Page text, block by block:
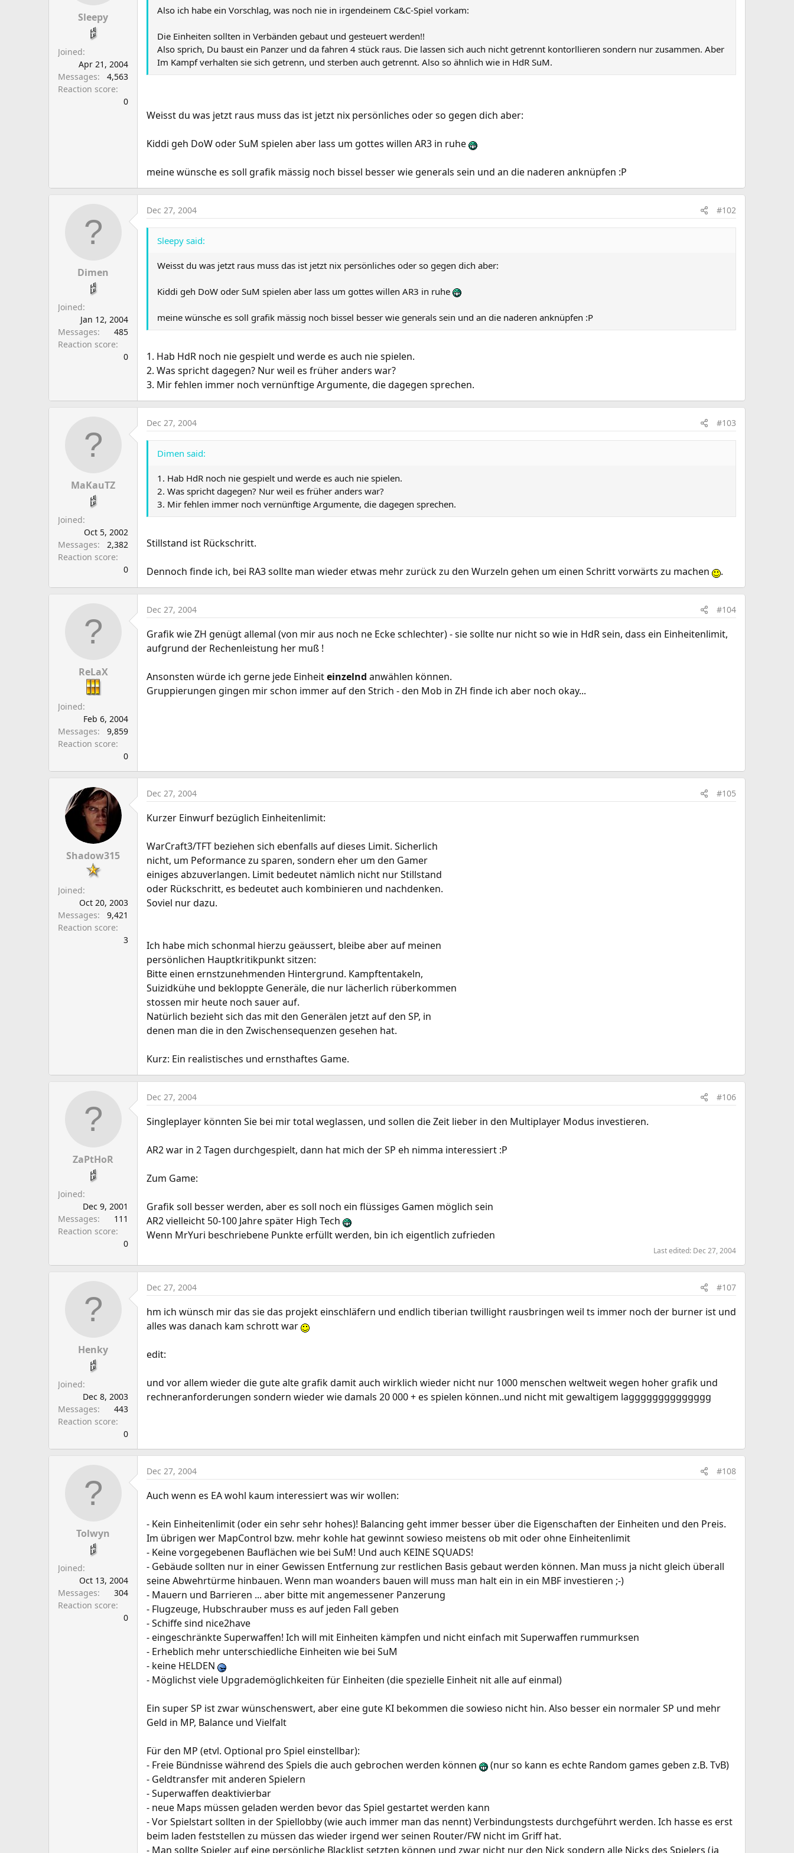
r
Sleepy
Joined
Apr 21, 2004
Messages
4,563
Reaction score
0
Also ich habe ein Vorschlag, was noch nie in irgendeinem C&C-Spiel vorkam:
Die Einheiten sollten in Verbänden gebaut und gesteuert werden!!
Also sprich, Du baust ein Panzer und da fahren 4 stück raus. Die lassen sich auch nicht getrennt kontorllieren sondern nur zusammen. Aber
Im Kampf verhalten sie sich getrenn, und sterben auch getrennt. Also so ähnlich wie in HdR SuM.
Weisst du was jetzt raus muss das ist jetzt nix persönliches oder so gegen dich aber:
Kiddi geh DoW oder SuM spielen aber lass um gottes willen AR3 in ruhe
meine wünsche es soll grafik mässig noch bissel besser wie generals sein und an die naderen anknüpfen :P
Dimen
Joined
Jan 12, 2004
Messages
485
Reaction score
0
Dec 27, 2004 #102
Sleepy said:
Weisst du was jetzt raus muss das ist jetzt nix persönliches oder so gegen dich aber:
Kiddi geh DoW oder SuM spielen aber lass um gottes willen AR3 in ruhe
meine wünsche es soll grafik mässig noch bissel besser wie generals sein und an die naderen anknüpfen :P
1. Hab HdR noch nie gespielt und werde es auch nie spielen.
2. Was spricht dagegen? Nur weil es früher anders war?
3. Mir fehlen immer noch vernünftige Argumente, die dagegen sprechen.
MaKauTZ
Joined
Oct 5, 2002
Messages
2,382
Reaction score
0
Dec 27, 2004 #103
Dimen said:
1. Hab HdR noch nie gespielt und werde es auch nie spielen.
2. Was spricht dagegen? Nur weil es früher anders war?
3. Mir fehlen immer noch vernünftige Argumente, die dagegen sprechen.
Stillstand ist Rückschritt.
Dennoch finde ich, bei RA3 sollte man wieder etwas mehr zurück zu den Wurzeln gehen um einen Schritt vorwärts zu machen .
ReLaX
Joined
Feb 6, 2004
Messages
9,859
Reaction score
0
Dec 27, 2004 #104
Grafik wie ZH genügt allemal (von mir aus noch ne Ecke schlechter) - sie sollte nur nicht so wie in HdR sein, dass ein Einheitenlimit,
aufgrund der Rechenleistung her muß !
Ansonsten würde ich gerne jede Einheiteinzelnd anwählen können.
Gruppierungen gingen mir schon immer auf den Strich - den Mob in ZH finde ich aber noch okay...
Shadow315
Joined
Oct 20, 2003
Messages
9,421
Reaction score
3
Dec 27, 2004 #105
Kurzer Einwurf bezüglich Einheitenlimit:
WarCraft3/TFT beziehen sich ebenfalls auf dieses Limit. Sicherlich
nicht, um Peformance zu sparen, sondern eher um den Gamer
einiges abzuverlangen. Limit bedeutet nämlich nicht nur Stillstand
oder Rückschritt, es bedeutet auch kombinieren und nachdenken.
Soviel nur dazu.
Ich habe mich schonmal hierzu geäussert, bleibe aber auf meinen
persönlichen Hauptkritikpunkt sitzen:
Bitte einen ernstzunehmenden Hintergrund. Kampftentakeln,
Suizidkühe und bekloppte Generäle, die nur lächerlich rüberkommen
stossen mir heute noch sauer auf.
Natürlich bezieht sich das mit den Generälen jetzt auf den SP, in
denen man die in den Zwischensequenzen gesehen hat.
Kurz: Ein realistisches und ernsthaftes Game.
ZaPtHoR
Joined
Dec 9, 2001
Messages
111
Reaction score
0
Dec 27, 2004 #106
Singleplayer könnten Sie bei mir total weglassen, und sollen die Zeit lieber in den Multiplayer Modus investieren.
AR2 war in 2 Tagen durchgespielt, dann hat mich der SP eh nimma interessiert :P
Zum Game:
Grafik soll besser werden, aber es soll noch ein flüssiges Gamen möglich sein
AR2 vielleicht 50-100 Jahre später High Tech
Wenn MrYuri beschriebene Punkte erfüllt werden, bin ich eigentlich zufrieden
Last edited: Dec 27, 2004
Henky
Joined
Dec 8, 2003
Messages
443
Reaction score
0
Dec 27, 2004 #107
hm ich wünsch mir das sie das projekt einschläfern und endlich tiberian twillight rausbringen weil ts immer noch der burner ist und
alles was danach kam schrott war
edit:
und vor allem wieder die gute alte grafik damit auch wirklich wieder nicht nur 1000 menschen weltweit wegen hoher grafik und
rechneranforderungen sondern wieder wie damals 20 000 + es spielen können..und nicht mit gewaltigem lagggggggggggggg
Tolwyn
Joined
Oct 13, 2004
Messages
304
Reaction score
0
Dec 27, 2004 #108
Auch wenn es EA wohl kaum interessiert was wir wollen:
- Kein Einheitenlimit (oder ein sehr sehr hohes)! Balancing geht immer besser über die Eigenschaften der Einheiten und den Preis.
Im übrigen wer MapControl bzw. mehr kohle hat gewinnt sowieso meistens ob mit oder ohne Einheitenlimit
- Keine vorgegebenen Bauflächen wie bei SuM! Und auch KEINE SQUADS!
- Gebäude sollten nur in einer Gewissen Entfernung zur restlichen Basis gebaut werden können. Man muss ja nicht gleich überall
seine Abwehrtürme hinbauen. Wenn man woanders bauen will muss man halt ein in ein MBF investieren ;-)
- Mauern und Barrieren ... aber bitte mit angemessener Panzerung
- Flugzeuge, Hubschrauber muss es auf jeden Fall geben
- Schiffe sind nice2have
- eingeschränkte Superwaffen! Ich will mit Einheiten kämpfen und nicht einfach mit Superwaffen rummurksen
- Erheblich mehr unterschiedliche Einheiten wie bei SuM
- keine HELDEN
- Möglichst viele Upgrademöglichkeiten für Einheiten (die spezielle Einheit nit alle auf einmal)
Ein super SP ist zwar wünschenswert, aber eine gute KI bekommen die sowieso nicht hin. Also besser ein normaler SP und mehr
Geld in MP, Balance und Vielfalt
Für den MP (etvl. Optional pro Spiel einstellbar):
- Freie Bündnisse während des Spiels die auch gebrochen werden können
(nur so kann es echte Random games geben z.B. TvB)
- Geldtransfer mit anderen Spielern
- Superwaffen deaktivierbar
- neue Maps müssen geladen werden bevor das Spiel gestartet werden kann
- Vor Spielstart sollten in der Spiellobby (wie auch immer man das nennt) Verbindungstests durchgeführt werden. Ich hasse es erst
beim laden feststellen zu müssen das wieder irgend wer seinen Router/FW nicht im Griff hat.
- Man sollte Spieler auf eine persönliche Blacklist setzten können und zwar nicht nur den Nick sondern alle Nicks des Spielers (ja